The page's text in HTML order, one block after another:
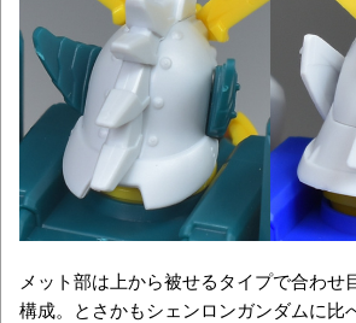
メット部は上から被せるタイプで合わせ
構成。とさかもシェンロンガンダムに比